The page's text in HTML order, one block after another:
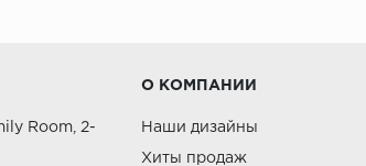
Room, 2-
О КОМПАНИИ
Наши дизайны
Хиты продаж